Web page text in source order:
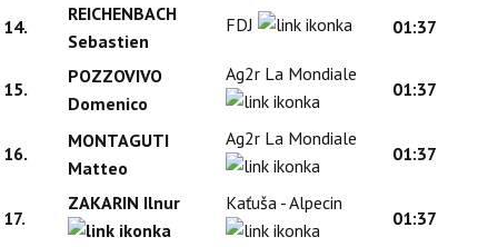
14.
REICHENBACH
Sebastien
FDJ 01:37
15.
POZZOVIVO
Domenico
Ag2r La Mondiale
01:37
16.
MONTAGUTI
Matteo
Ag2r La Mondiale
01:37
17.
ZAKARIN Ilnur Kaťuša - Alpecin
01:37